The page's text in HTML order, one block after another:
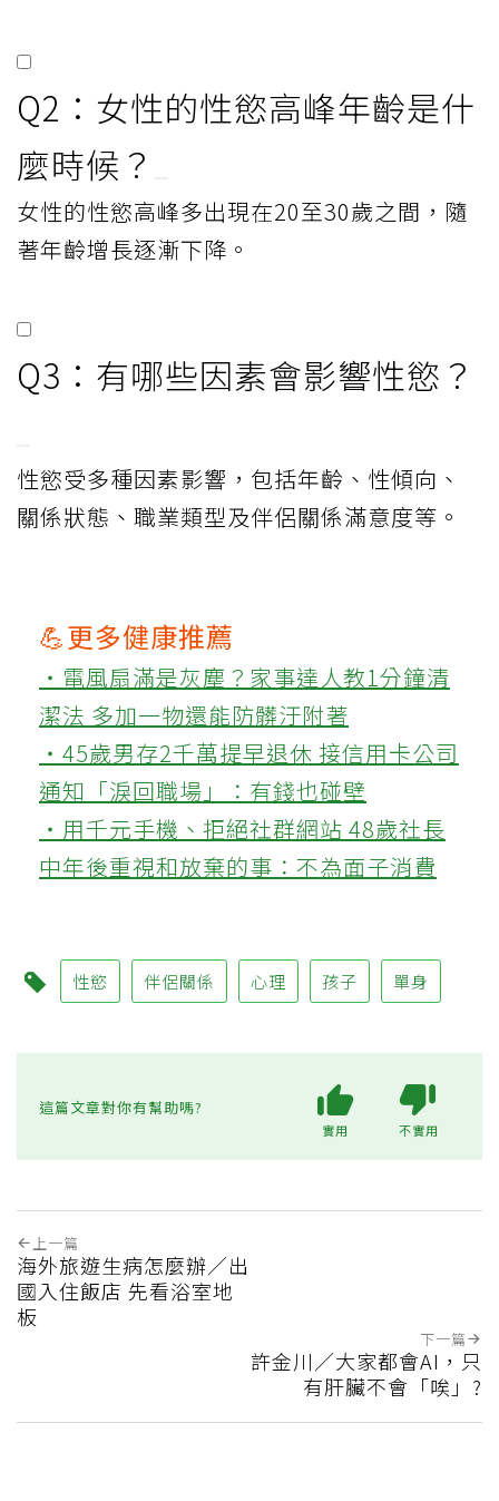
Q2：女性的性慾高峰年齡是什
麼時候？
女性的性慾高峰多出現在20至30歲之間，隨
著年齡增長逐漸下降。
Q3：有哪些因素會影響性慾？
性慾受多種因素影響，包括年齡、性傾向、
關係狀態、職業類型及伴侶關係滿意度等。
💪更多健康推薦
‧電風扇滿是灰塵？家事達人教1分鐘清
潔法 多加一物還能防髒汙附著
‧45歲男存2千萬提早退休 接信用卡公司
通知「淚回職場」：有錢也碰壁
‧用千元手機、拒絕社群網站 48歲社長
中年後重視和放棄的事：不為面子消費
性慾 伴侶關係 心理 孩子 單身
這篇文章對你有幫助嗎?
實用 不實用
上一篇
海外旅遊生病怎麼辦／出
國入住飯店 先看浴室地
板
下一篇
許金川／大家都會AI，只
有肝臟不會「唉」?